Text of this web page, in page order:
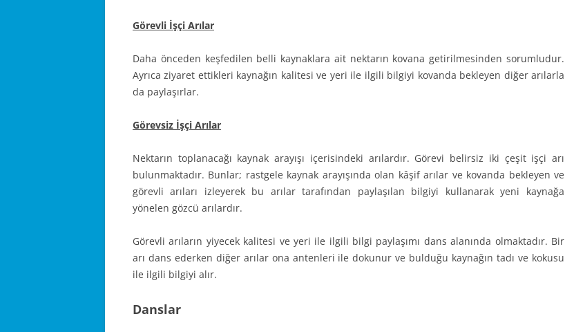
Görevli İşçi Arılar
Daha önceden keşfedilen belli kaynaklara ait nektarın kovana getirilmesinden sorumludur.
Ayrıca ziyaret ettikleri kaynağın kalitesi ve yeri ile ilgili bilgiyi kovanda bekleyen diğer arılarla
da paylaşırlar.
Görevsiz İşçi Arılar
Nektarın toplanacağı kaynak arayışı içerisindeki arılardır. Görevi belirsiz iki çeşit işçi arı
bulunmaktadır. Bunlar; rastgele kaynak arayışında olan kâşif arılar ve kovanda bekleyen ve
görevli arıları izleyerek bu arılar tarafından paylaşılan bilgiyi kullanarak yeni kaynağa
yönelen gözcü arılardır.
Görevli arıların yiyecek kalitesi ve yeri ile ilgili bilgi paylaşımı dans alanında olmaktadır. Bir
arı dans ederken diğer arılar ona antenleri ile dokunur ve bulduğu kaynağın tadı ve kokusu
ile ilgili bilgiyi alır.
Danslar